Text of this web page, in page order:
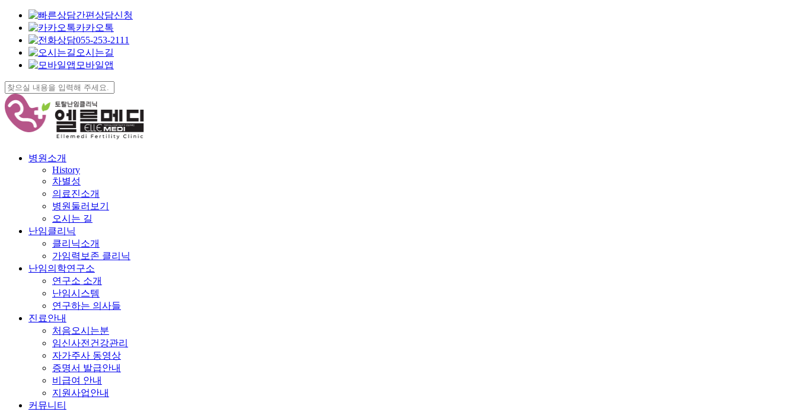
간편상담신청
카카오톡
055-253-2111
오시는길
모바일앱
Skip
to
main
content
Close
Search
search
Menu
병원소개
History
차별성
의료진소개
병원둘러보기
오시는 길
난임클리닉
클리닉소개
가임력보존 클리닉
난임의학연구소
연구소 소개
난임시스템
연구하는 의사들
진료안내
처음오시는분
임신사전건강관리
자가주사 동영상
증명서 발급안내
비급여 안내
지원사업안내
커뮤니티